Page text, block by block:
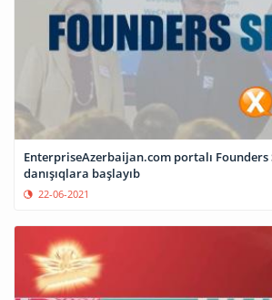
EnterpriseAzerbaijan.com portalı Founders
danışıqlara başlayıb
22-06-2021